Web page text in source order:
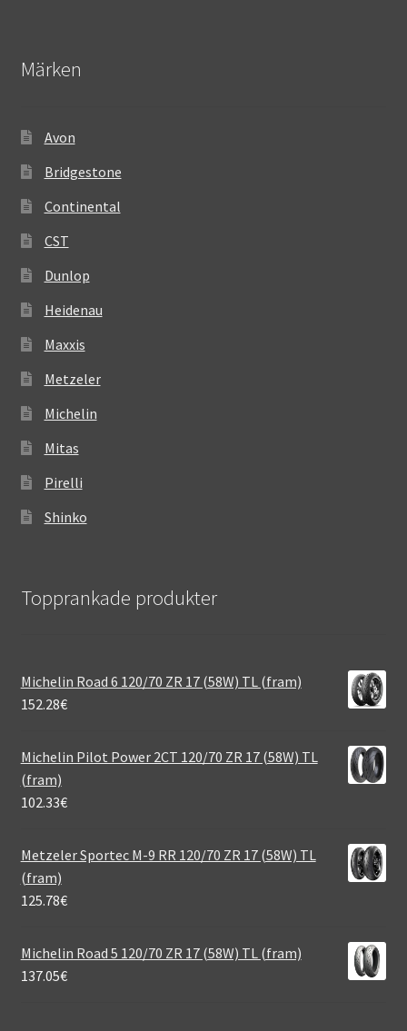
Märken
Avon
Bridgestone
Continental
CST
Dunlop
Heidenau
Maxxis
Metzeler
Michelin
Mitas
Pirelli
Shinko
Topprankade produkter
Michelin Road 6 120/70 ZR 17 (58W) TL (fram)
152.28€
Michelin Pilot Power 2CT 120/70 ZR 17 (58W) TL
(fram)
102.33€
Metzeler Sportec M-9 RR 120/70 ZR 17 (58W) TL
(fram)
125.78€
Michelin Road 5 120/70 ZR 17 (58W) TL (fram)
137.05€